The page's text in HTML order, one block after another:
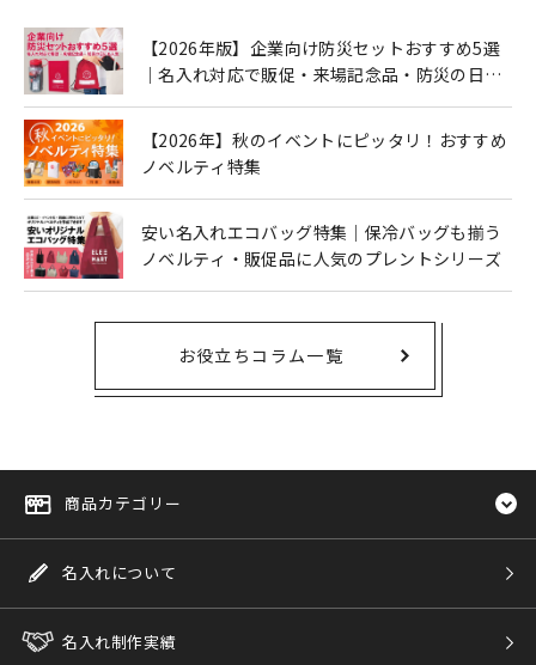
【2026年版】企業向け防災セットおすすめ5選
｜名入れ対応で販促・来場記念品・防災の日に
【2026年】秋のイベントにピッタリ！おすすめ
ノベルティ特集
安い名入れエコバッグ特集｜保冷バッグも揃う
ノベルティ・販促品に人気のプレントシリーズ
お役立ちコラム一覧
商品カテゴリー
名入れについて
名入れ制作実績